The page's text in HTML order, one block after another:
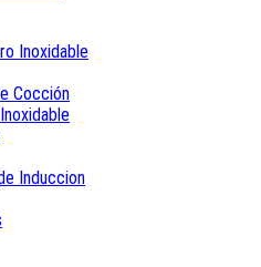
Inoxidable
Cocción
Induccion